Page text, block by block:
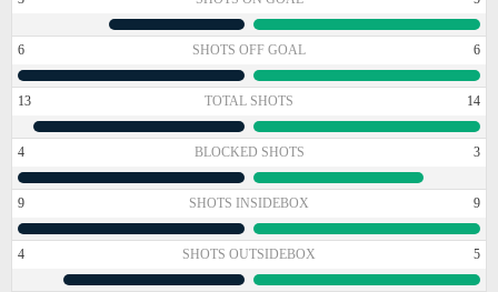
6 SHOTS OFF GOAL 6
13 TOTAL SHOTS 14
4 BLOCKED SHOTS 3
9 SHOTS INSIDEBOX 9
4 SHOTS OUTSIDEBOX 5